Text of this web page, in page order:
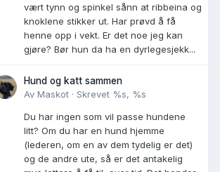
vært tynn og spinkel sånn at ribbeina og
knoklene stikker ut. Har prøvd å få
henne opp i vekt. Er det noe jeg kan
gjøre? Bør hun da ha en dyrlegesjekk...
Hund og katt sammen
Av Maskot · Skrevet %s, %s
Du har ingen som vil passe hundene
litt? Om du har en hund hjemme
(lederen, om en av dem tydelig er det)
og de andre ute, så er det antakelig